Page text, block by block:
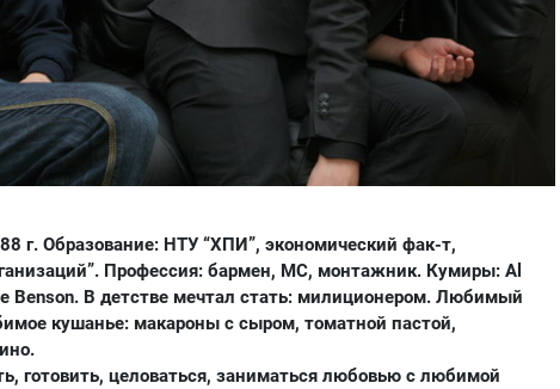
г. Образование: НТУ “ХПИ”, экономический фак-т,
Профессия: бармен, MC, монтажник. Кумиры: Al
Benson. В детстве мечтал стать: милиционером. Любимый
кушанье: макароны с сыром, томатной пастой,
готовить, целоваться, заниматься любовью с любимой